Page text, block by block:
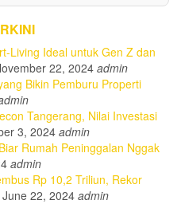
Living Ideal untuk Gen Z dan
22, 2024admin
Bikin Pemburu Properti
Tangerang, Nilai Investasi
3, 2024admin
Rumah Peninggalan Nggak
admin
Rp 10,2 Triliun, Rekor
June 22, 2024 admin